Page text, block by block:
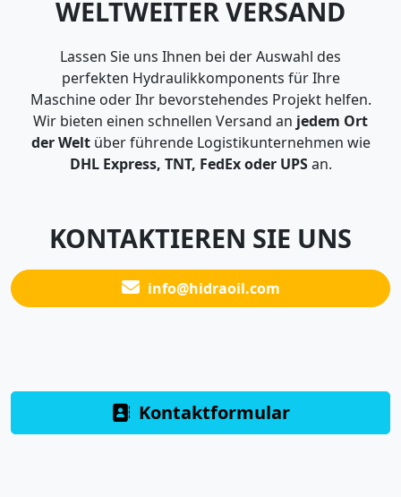
WELTWEITER VERSAND
Lassen Sie uns Ihnen bei der Auswahl des
perfekten Hydraulikkomponents für Ihre
Maschine oder Ihr bevorstehendes Projekt helfen.
Wir bieten einen schnellen Versand an jedem Ort
der Weltüber führende Logistikunternehmen wie
DHL Express, TNT, FedEx oder UPSan.
KONTAKTIEREN SIE UNS
info@hidraoil.com
Kontaktformular